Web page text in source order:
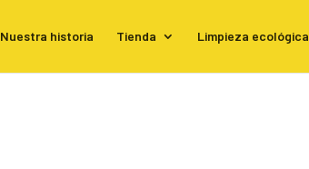
Nuestra historia Tienda Limpieza ecológica